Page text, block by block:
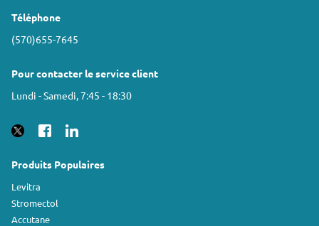
Téléphone
(570)655-7645
Pour contacter le service client
Lundi - Samedi, 7:45 - 18:30
Produits Populaires
Levitra
Stromectol
Accutane